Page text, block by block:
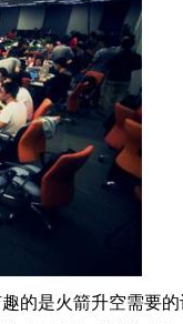
的是火箭升空需要